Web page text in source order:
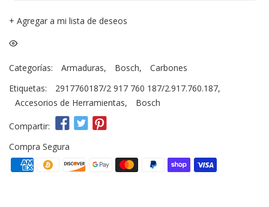
+ Agregar a mi lista de deseos
Categorías: Armaduras, Bosch,
Carbones
Etiquetas:
2917760187/2 917 760 187/2.917.760.187,
Accesorios de Herramientas, Bosch
Compartir:
Compra Segura